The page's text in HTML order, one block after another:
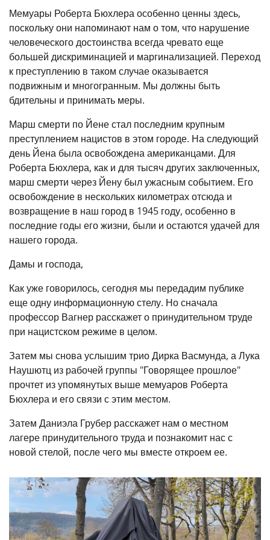
Мемуары Роберта Бюхлера особенно ценны здесь,
поскольку они напоминают нам о том, что нарушение
человеческого достоинства всегда чревато еще
большей дискриминацией и маргинализацией. Переход
к преступлению в таком случае оказывается
подвижным и многогранным. Мы должны быть
бдительны и принимать меры.
Марш смерти по Йене стал последним крупным
преступлением нацистов в этом городе. На следующий
день Йена была освобождена американцами. Для
Роберта Бюхлера, как и для тысяч других заключенных,
марш смерти через Йену был ужасным событием. Его
освобождение в нескольких километрах отсюда и
возвращение в наш город в 1945 году, особенно в
последние годы его жизни, были и остаются удачей для
нашего города.
Дамы и господа,
Как уже говорилось, сегодня мы передадим публике
еще одну информационную стелу. Но сначала
профессор Вагнер расскажет о принудительном труде
при нацистском режиме в целом.
Затем мы снова услышим трио Дирка Васмунда, а Лука
Наушютц из рабочей группы "Говорящее прошлое"
прочтет из упомянутых выше мемуаров Роберта
Бюхлера и его связи с этим местом.
Затем Даниэла Грубер расскажет нам о местном
лагере принудительного труда и познакомит нас с
новой стелой, после чего мы вместе откроем ее.